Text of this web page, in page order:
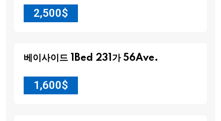
2,500$
베이사이드 1Bed 231가 56Ave.
1,600$